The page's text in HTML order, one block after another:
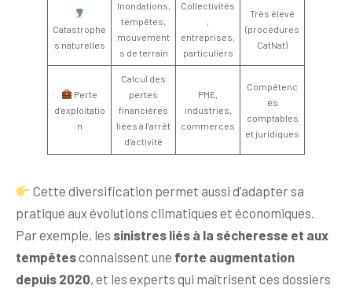
Catastrophe
s naturelles
Inondations,
tempêtes,
mouvement
s de terrain
Collectivités
entreprises,
particuliers
Très élevé
(procédures
CatNat)
Perte
d’exploitatio
n
Calcul des
pertes
financières
liées à l’arrêt
d’activité
PME,
industries,
commerces
Compétenc
es
comptables
et juridiques
Cette diversification permet aussi d’adapter sa
pratique aux évolutions climatiques et économiques.
Par exemple, les sinistres liés à la sécheresse et aux
tempêtesconnaissent une forte augmentation
depuis 2020, et les experts qui maîtrisent ces dossiers